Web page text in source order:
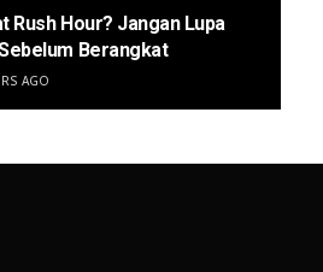
Rush Hour? Jangan Lupa
Berangkat
AGO